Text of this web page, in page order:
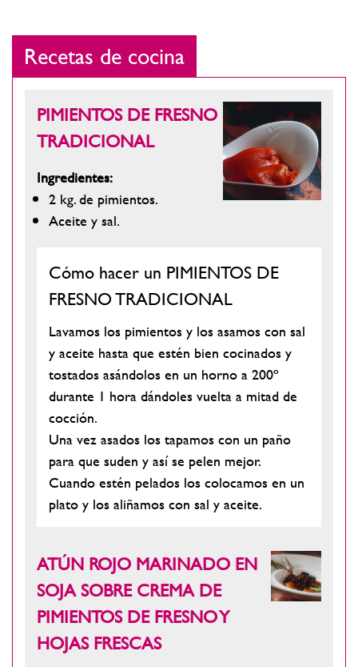
Recetas de cocina
PIMIENTOS DE FRESNO
TRADICIONAL
Ingredientes:
2 kg. de pimientos.
Aceite y sal.
Cómo hacer un PIMIENTOS DE
FRESNO TRADICIONAL
Lavamos los pimientos y los asamos con sal
y aceite hasta que estén bien cocinados y
tostados asándolos en un horno a 200º
durante 1 hora dándoles vuelta a mitad de
cocción.
Una vez asados los tapamos con un paño
para que suden y así se pelen mejor.
Cuando estén pelados los colocamos en un
plato y los aliñamos con sal y aceite.
ATÚN ROJO MARINADO EN
SOJA SOBRE CREMA DE
PIMIENTOS DE FRESNO Y
HOJAS FRESCAS